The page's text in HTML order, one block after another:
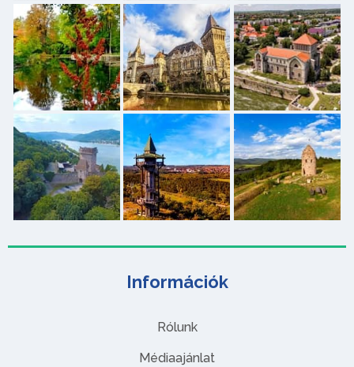
Információk
Rólunk
Médiaajánlat